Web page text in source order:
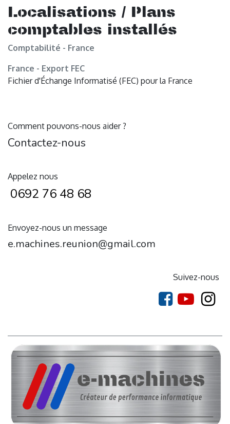
Localisations / Plans
comptables installés
Comptabilité - France
France - Export FEC
Fichier d'Échange Informatisé (FEC) pour la France
Comment pouvons-nous aider ?
Contactez-nous
Appelez nous
0692 76 48 68
Envoyez-nous un message
e.machines.reunion@gmail.com
Suivez-nous